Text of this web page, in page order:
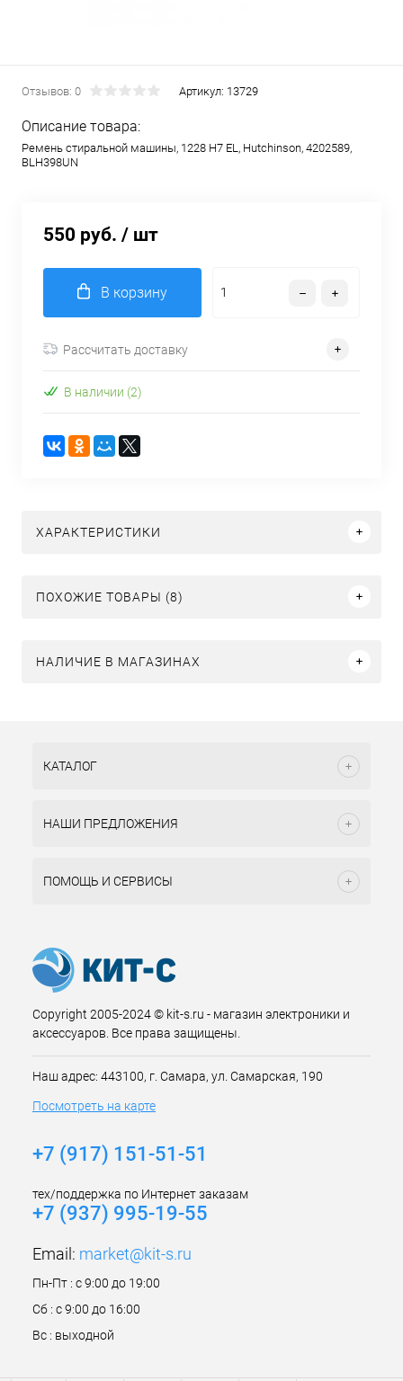
Отзывов: 0 Артикул: 13729
Описание товара:
Ремень стиральной машины, 1228 H7 EL, Hutchinson, 4202589,
BLH398UN
550 руб. / шт
В корзину
Рассчитать доставку
В наличии (2)
ХАРАКТЕРИСТИКИ
ПОХОЖИЕ ТОВАРЫ (8)
НАЛИЧИЕ В МАГАЗИНАХ
КАТАЛОГ
НАШИ ПРЕДЛОЖЕНИЯ
ПОМОЩЬ И СЕРВИСЫ
Copyright 2005-2024 © kit-s.ru - магазин электроники и
аксессуаров. Все права защищены.
Наш адрес: 443100, г. Самара, ул. Самарская, 190
Посмотреть на карте
+7 (917) 151-51-51
тех/поддержка по Интернет заказам
+7 (937) 995-19-55
Email: market@kit-s.ru
Пн-Пт : с 9:00 до 19:00
Сб : с 9:00 до 16:00
Вс : выходной